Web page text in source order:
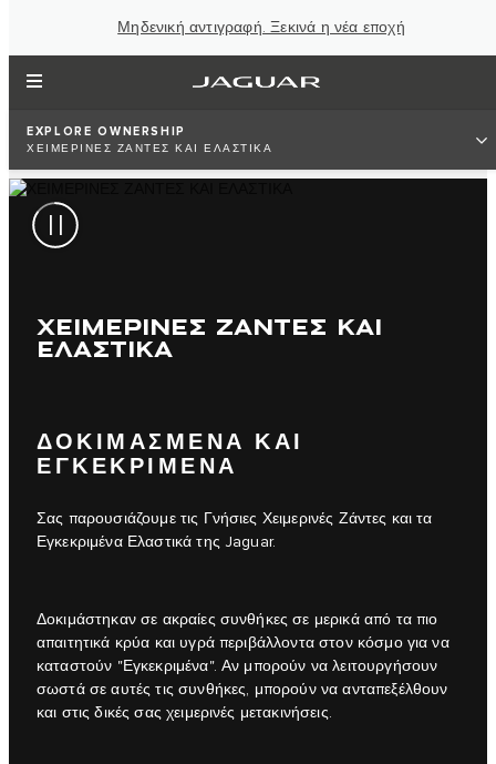
Μηδενική αντιγραφή. Ξεκινά η νέα εποχή
EXPLORE OWNERSHIP
ΧΕΙΜΕΡΙΝΕΣ ΖΑΝΤΕΣ ΚΑΙ ΕΛΑΣΤΙΚΑ
ΧΕΙΜΕΡΙΝΕΣ ΖΑΝΤΕΣ ΚΑΙ
ΕΛΑΣΤΙΚΑ
ΔΟΚΙΜΑΣΜΕΝΑ ΚΑΙ
ΕΓΚΕΚΡΙΜΕΝΑ
Σας παρουσιάζουμε τις Γνήσιες Χειμερινές Ζάντες και τα
Εγκεκριμένα Ελαστικά της Jaguar.
Δοκιμάστηκαν σε ακραίες συνθήκες σε μερικά από τα πιο
απαιτητικά κρύα και υγρά περιβάλλοντα στον κόσμο για να
καταστούν "Εγκεκριμένα". Αν μπορούν να λειτουργήσουν
σωστά σε αυτές τις συνθήκες, μπορούν να ανταπεξέλθουν
και στις δικές σας χειμερινές μετακινήσεις.